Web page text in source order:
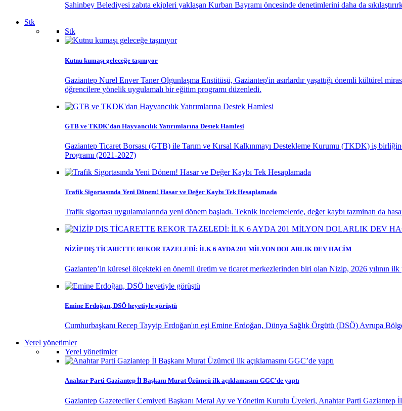
Şahinbey Belediyesi zabıta ekipleri yaklaşan Kurban Bayramı öncesinde denetimlerini daha da
Stk
Stk
Kutnu kumaşı geleceğe taşınıyor
Gaziantep Nurel Enver Taner Olgunlaşma Enstitüsü, Gaziantep'in asırlardır yaşattığı önemli kültürel
öğrencilere yönelik uygulamalı bir eğitim programı düzenledi.
GTB ve TKDK'dan Hayvancılık Yatırımlarına Destek Hamlesi
Gaziantep Ticaret Borsası (GTB) ile Tarım ve Kırsal Kalkınmayı Destekleme Kurumu (TKDK) iş
Programı (2021-2027)
Trafik Sigortasında Yeni Dönem! Hasar ve Değer Kaybı Tek Hesaplamada
Trafik sigortası uygulamalarında yeni dönem başladı. Teknik incelemelerde, değer kaybı tazminatı da
NİZİP DIŞ TİCARETTE REKOR TAZELEDİ: İLK 6 AYDA 201 MİLYON DOLARLIK DEV HACİM
Gaziantep’in küresel ölçekteki en önemli üretim ve ticaret merkezlerinden biri olan Nizip, 2026 yılının ilk
Emine Erdoğan, DSÖ heyetiyle görüştü
Cumhurbaşkanı Recep Tayyip Erdoğan'ın eşi Emine Erdoğan, Dünya Sağlık Örgütü (DSÖ) Avrupa
Yerel yönetimler
Yerel yönetimler
Anahtar Parti Gaziantep İl Başkanı Murat Üzümcü ilk açıklamasını GGC’de yaptı
Gaziantep Gazeteciler Cemiyeti Başkanı Meral Ay ve Yönetim Kurulu Üyeleri, Anahtar Parti Gaziantep İl